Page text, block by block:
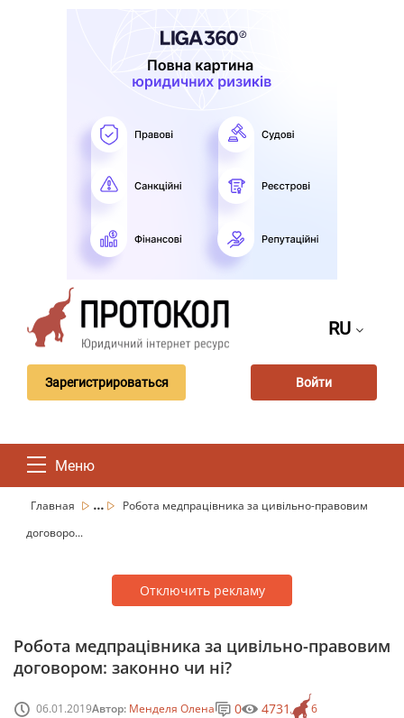
RU
Зарегистрироваться Войти
Меню
Главная ...
Робота медпрацівника за цивільно-правовим
договоро...
Отключить рекламу
Робота медпрацівника за цивільно-правовим
договором: законно чи ні?
06.01.2019Автор: Менделя Олена 6
0 4731